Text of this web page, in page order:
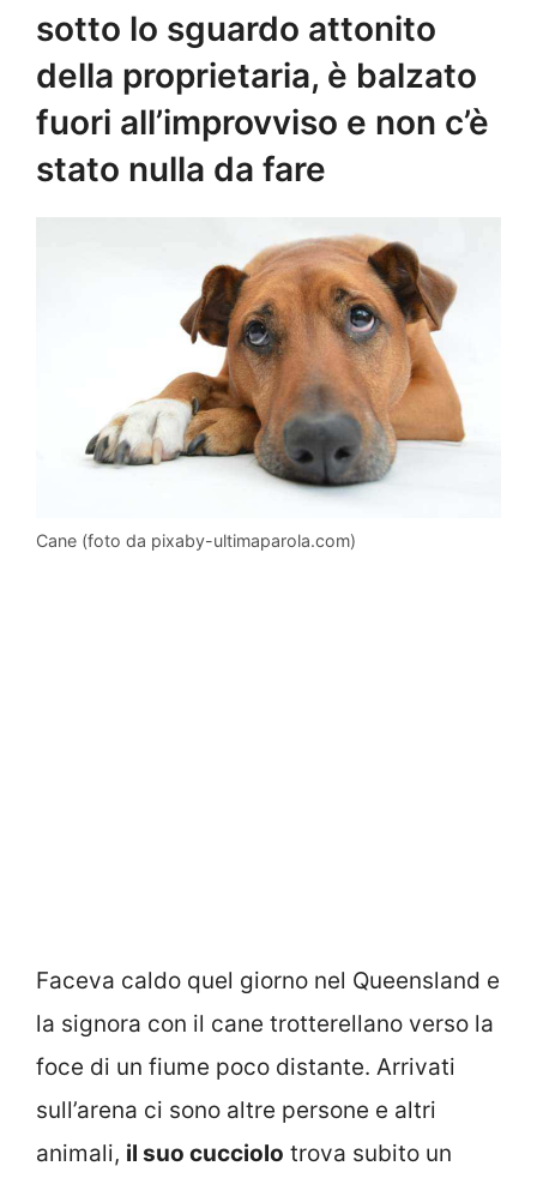
sotto lo sguardo attonito
della proprietaria, è balzato
fuori all’improvviso e non c’è
stato nulla da fare
Cane (foto da pixaby-ultimaparola.com)
Faceva caldo quel giorno nel Queensland e
la signora con il cane trotterellano verso la
foce di un fiume poco distante. Arrivati
sull’arena ci sono altre persone e altri
animali, il suo cucciolo trova subito un